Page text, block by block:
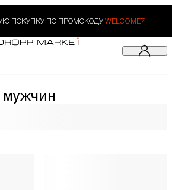
ПОКУПКУ ПО ПРОМОКОДУ WELCOME7
мужчин